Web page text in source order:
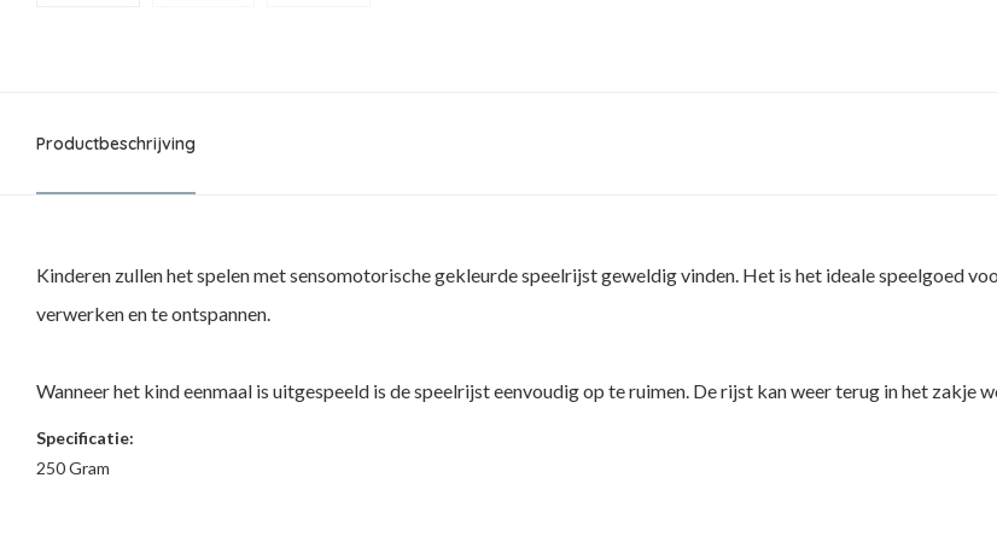
Productbeschrijving
Kinderen zullen het spelen met sensomotorische gekleurde speelrijst geweldig vinden. Het is het ideale speelgoed
verwerken en te ontspannen.
Wanneer het kind eenmaal is uitgespeeld is de speelrijst eenvoudig op te ruimen. De rijst kan weer terug in het zakje
Specificatie:
250 Gram